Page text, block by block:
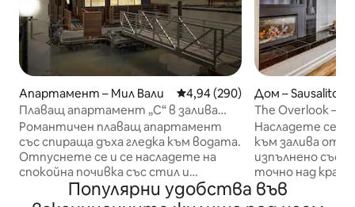
Апартамент – Мил Вали Средна оценка: 4,94 от 5,
4,94 (290)
Плаващ апартамент „C“ в залива
Ричардсън в Саусалито
Романтичен плаващ апартамент
със спираща дъха гледка към водата.
Отпуснете се и се насладете на
спокойна почивка със стил и
комфорт. Уловете изгрева от супер
удобното си двойно ЛЕГЛО или се
Дом – Sausalito
The Overlook –
борд |
Насладете се
към залива от
изпълнено със
точно над
Саусалито. The Overlook – Starboard
View (Unit C) е
Популярни удобства във